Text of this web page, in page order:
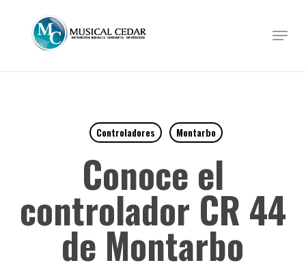
Menu
Controladores Montarbo
Conoce el
controlador CR 44
de Montarbo
Close